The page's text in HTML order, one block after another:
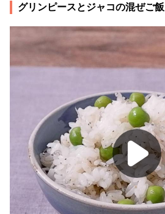
グリンピースとジャコの混ぜご飯